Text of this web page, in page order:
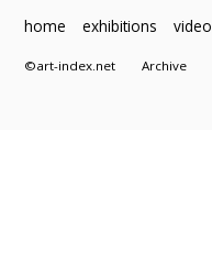
home exhibitions video
©art-index.netArchive